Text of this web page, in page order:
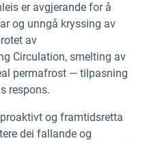
er avgjerande for å
og unngå kryssing av
av
Circulation, smelting av
permafrost — tilpasning
respons.
og framtidsretta
dei fallande og